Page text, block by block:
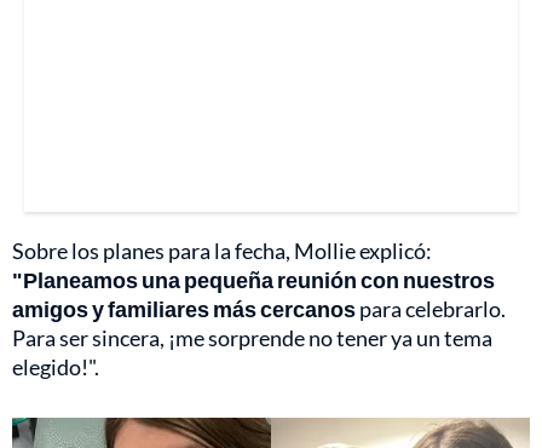
Sobre los planes para la fecha, Mollie explicó:
"Planeamos una pequeña reunión con nuestros
amigos y familiares más cercanospara celebrarlo.
Para ser sincera, ¡me sorprende no tener ya un tema
elegido!".